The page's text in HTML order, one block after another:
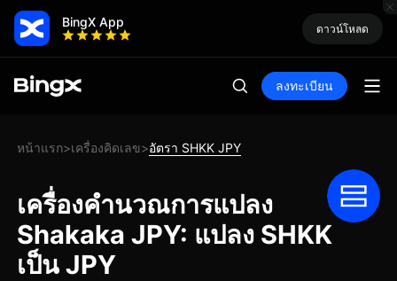
BingX App ดาวน์โหลด
ลงทะเบียน
หน้าแรก>เครื่องคิดเลข>อัตรา SHKK JPY
เครื่องคำนวณการแปลง
Shakaka JPY: แปลง SHKK
เป็น JPY